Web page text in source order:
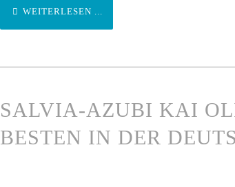
WEITERLESEN ...
SALVIA-AZUBI KAI
BESTEN IN DER